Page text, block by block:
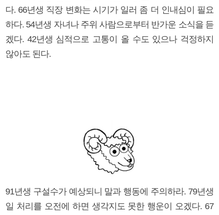
다. 66년생 직장 변화는 시기가 일러 좀 더 인내심이 필요
하다. 54년생 자녀나 주위 사람으로부터 반가운 소식을 듣
겠다. 42년생 심적으로 고통이 올 수도 있으나 걱정하지
않아도 된다.
91년생 구설수가 예상되니 말과 행동에 주의하라. 79년생
일 처리를 오전에 하면 생각지도 못한 행운이 오겠다. 67